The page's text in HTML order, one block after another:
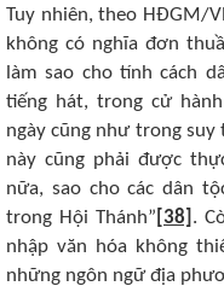
Tuy nhiên, theo HĐGM/
không có nghĩa đơn
làm sao cho tính cách
tiếng hát, trong cử
ngày cũng như trong suy
này cũng phải được
nữa, sao cho các dân
trong Hội Thánh” [38] .
nhập văn hóa không
những ngôn ngữ địa